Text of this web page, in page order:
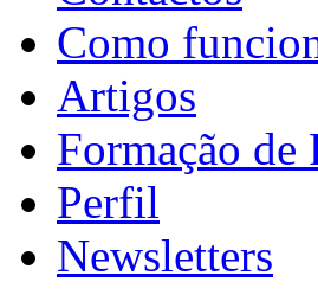
Como
Artigos
Formação de
Perfil
Newsletters